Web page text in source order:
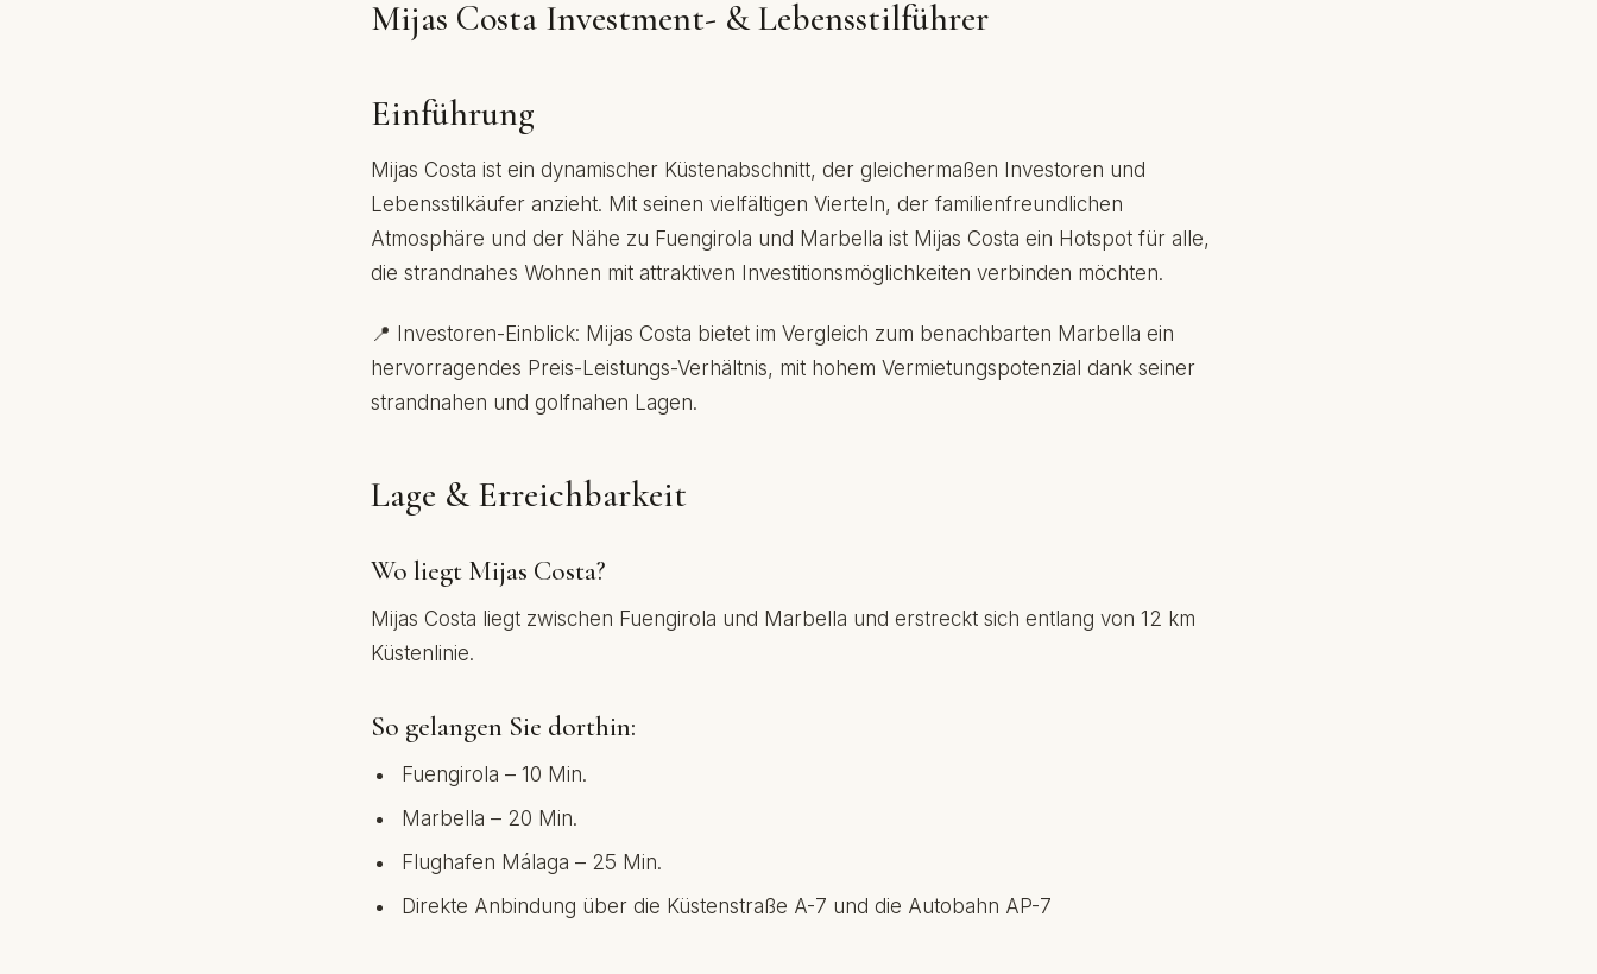
Mijas Costa Investment- & Lebensstilführer
Einführung
Mijas Costa ist ein dynamischer Küstenabschnitt, der gleichermaßen Investoren und
Lebensstilkäufer anzieht. Mit seinen vielfältigen Vierteln, der familienfreundlichen
Atmosphäre und der Nähe zu Fuengirola und Marbella ist Mijas Costa ein Hotspot für alle,
die strandnahes Wohnen mit attraktiven Investitionsmöglichkeiten verbinden möchten.
📍 Investoren-Einblick: Mijas Costa bietet im Vergleich zum benachbarten Marbella ein
hervorragendes Preis-Leistungs-Verhältnis, mit hohem Vermietungspotenzial dank seiner
strandnahen und golfnahen Lagen.
Lage & Erreichbarkeit
Wo liegt Mijas Costa?
Mijas Costa liegt zwischen Fuengirola und Marbella und erstreckt sich entlang von 12 km
Küstenlinie.
So gelangen Sie dorthin:
Fuengirola – 10 Min.
Marbella – 20 Min.
Flughafen Málaga – 25 Min.
Direkte Anbindung über die Küstenstraße A-7 und die Autobahn AP-7